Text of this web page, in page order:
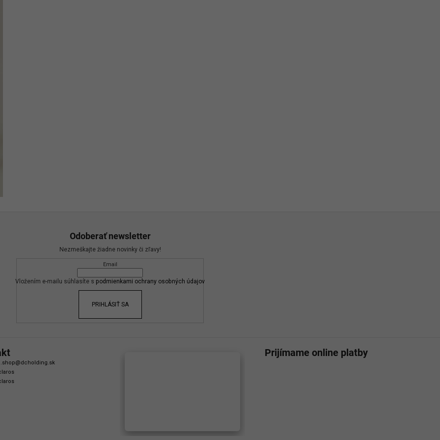
Odoberať newsletter
Nezmeškajte žiadne novinky či zľavy!
Email
Vložením e-mailu súhlasíte s podmienkami ochrany osobných údajov
PRIHLÁSIŤ SA
@dcholding.sk
Prijímame online platby